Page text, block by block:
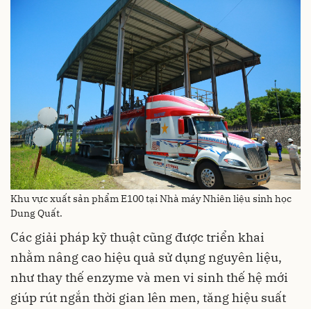
Khu vực xuất sản phẩm E100 tại Nhà máy Nhiên liệu sinh học
Dung Quất.
Các giải pháp kỹ thuật cũng được triển khai
nhằm nâng cao hiệu quả sử dụng nguyên liệu,
như thay thế enzyme và men vi sinh thế hệ mới
giúp rút ngắn thời gian lên men, tăng hiệu suất